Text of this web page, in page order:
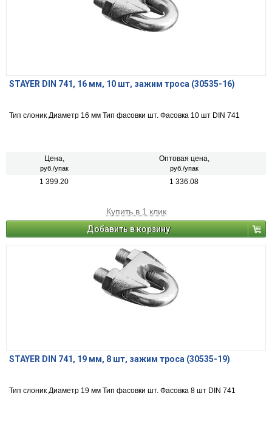
STAYER DIN 741, 16 мм, 10 шт, зажим троса (30535-16)
Тип слоник Диаметр 16 мм Тип фасовки шт. Фасовка 10 шт DIN 741
Цена,
руб./упак
Оптовая цена,
руб./упак
1 399.20 1 336.08
Купить в 1 клик
Добавить в корзину
STAYER DIN 741, 19 мм, 8 шт, зажим троса (30535-19)
Тип слоник Диаметр 19 мм Тип фасовки шт. Фасовка 8 шт DIN 741